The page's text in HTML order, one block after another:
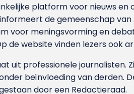
platform voor nieuws
de gemeenschap
voor meningsvorming en
de website vinden lezers ook
uit professionele journalisten.
beïnvloeding van derden.
door een Redactieraad.